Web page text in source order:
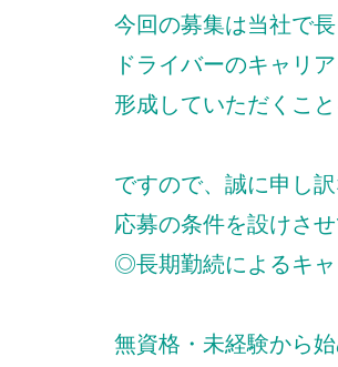
今回の募集は当社で長
ドライバーのキャリ
形成していただくこ
ですので、誠に申し訳
応募の条件を設けさ
◎長期勤続によるキ
無資格・未経験から